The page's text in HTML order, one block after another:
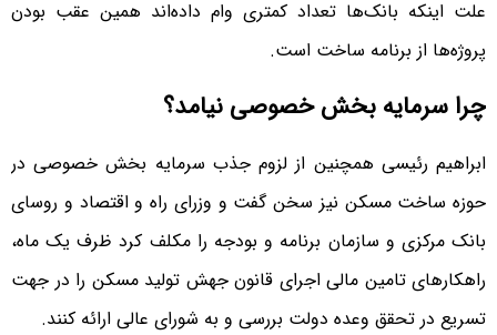
علت اینکه بانک‌ها تعداد کمتری وام داده‌‌‌اند همین عقب بودن
پروژه‌‌‌ها از برنامه ساخت است.
چرا سرمایه بخش خصوصی نیامد؟
ابراهیم رئیسی همچنین از لزوم جذب سرمایه بخش خصوصی در
حوزه ساخت مسکن نیز سخن گفت و وزرای راه و اقتصاد و روسای
بانک مرکزی و سازمان برنامه و بودجه را مکلف کرد ظرف یک ماه،
راهکارهای تامین مالی اجرای قانون جهش تولید مسکن را در جهت
تسریع در تحقق وعده دولت بررسی و به شورای عالی ارائه کنند.